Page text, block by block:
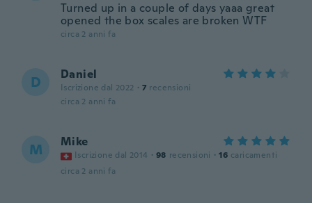
Turned up in a couple of days yaaa great
opened the box scales are broken WTF
circa 2 anni fa
D Daniel
Iscrizione dal 2022 · 7 recensioni
circa 2 anni fa
M Mike
Iscrizione dal 2014 · 98 recensioni · 16 caricamenti
circa 2 anni fa